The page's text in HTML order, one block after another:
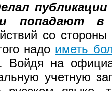
попадают
со
надо иметь
. Войдя на
учетную